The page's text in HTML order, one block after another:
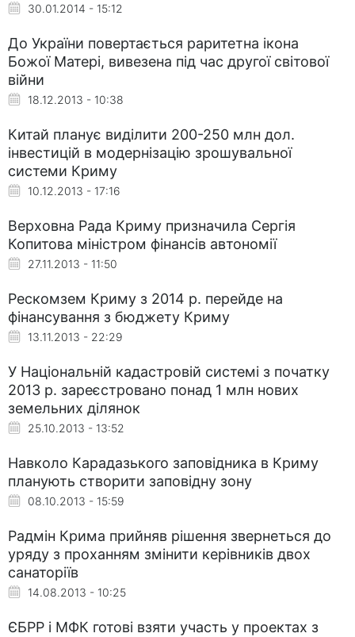
30.01.2014 - 15:12
До України повертається раритетна ікона
Божої Матері, вивезена під час другої світової
війни
18.12.2013 - 10:38
Китай планує виділити 200-250 млн дол.
інвестицій в модернізацію зрошувальної
системи Криму
10.12.2013 - 17:16
Верховна Рада Криму призначила Сергія
Копитова міністром фінансів автономії
27.11.2013 - 11:50
Рескомзем Криму з 2014 р. перейде на
фінансування з бюджету Криму
13.11.2013 - 22:29
У Національній кадастровій системі з початку
2013 р. зареєстровано понад 1 млн нових
земельних ділянок
25.10.2013 - 13:52
Навколо Карадазького заповідника в Криму
планують створити заповідну зону
08.10.2013 - 15:59
Радмін Крима прийняв рішення звернеться до
уряду з проханням змінити керівників двох
санаторіїв
14.08.2013 - 10:25
ЄБРР і МФК готові взяти участь у проектах з